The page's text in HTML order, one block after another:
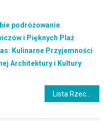
podróżowanie
i Pięknych Plaż
Kulinarne Przyjemności
Architektury i Kultury
Lista Rzeczy do Zrobienia w Wakacje: Inspirujące Pomysły na Aktywne Spędzenie Czasu